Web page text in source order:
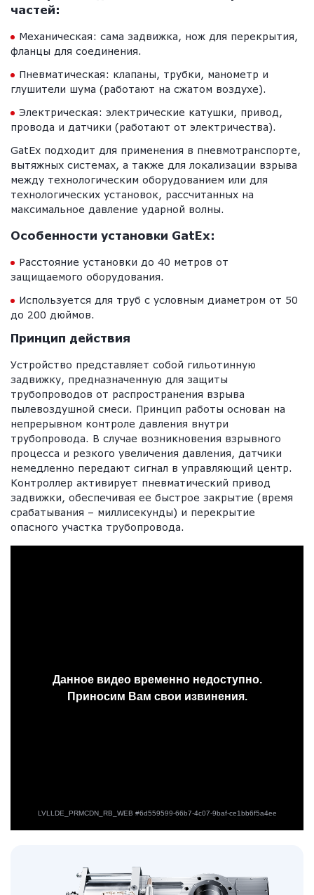
частей:
Механическая: сама задвижка, нож для перекрытия,
фланцы для соединения.
Пневматическая: клапаны, трубки, манометр и
глушители шума (работают на сжатом воздухе).
Электрическая: электрические катушки, привод,
провода и датчики (работают от электричества).
GatEx подходит для применения в пневмотранспорте,
вытяжных системах, а также для локализации взрыва
между технологическим оборудованием или для
технологических установок, рассчитанных на
максимальное давление ударной волны.
Особенности установки GatEx:
Расстояние установки до 40 метров от
защищаемого оборудования.
Используется для труб с условным диаметром от 50
до 200 дюймов.
Принцип действия
Устройство представляет собой гильотинную
задвижку, предназначенную для защиты
трубопроводов от распространения взрыва
пылевоздушной смеси. Принцип работы основан на
непрерывном контроле давления внутри
трубопровода. В случае возникновения взрывного
процесса и резкого увеличения давления, датчики
немедленно передают сигнал в управляющий центр.
Контроллер активирует пневматический привод
задвижки, обеспечивая ее быстрое закрытие (время
срабатывания – миллисекунды) и перекрытие
опасного участка трубопровода.